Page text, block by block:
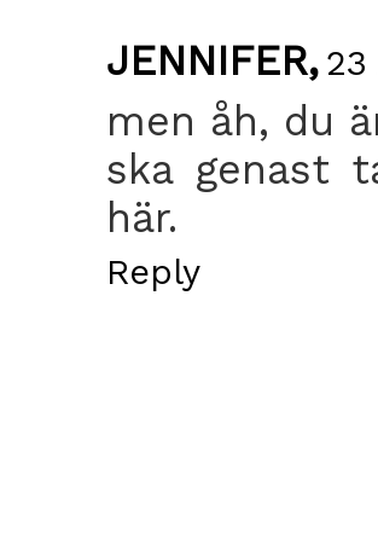
JENNIFER, 23
men åh, du
ska genast
här.
Reply